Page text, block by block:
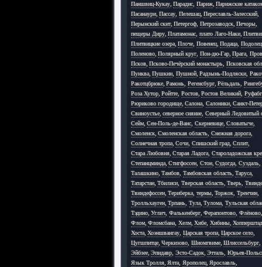
Паншвиц-Кукау, Парадис Париж, Парижские
Пасанаури, Пассау Пелешац, Переславль-Залесский,
Перынский скит, Петергоф, Петрозаводск, Печоры,
пещеры Диру, Платамонас плато Лаго-Наки,
Плитвицкие озера, Плоче, Повенец, Подаца Подолец
Поленово, Полярный круг Пон-дю-Гар, Прага
Псков, Псково-Печёрский монастырь Псковская
Пунква, Пушкин Пушной, Радзынь-Подляски
Ракотцбрюке, Рамонь Регенсбург, Рёльдаль
Роза Хутор, Ройтте, Ростов, Ростов Великий,
Рюриково городище, Салона Салоники, Санкт-
Свиноустье, северное сияние, Северный Ледовитый
Сейм, Сен-Поль-де-Ванс Скерневице, Словатыче,
Смоленск, Смоленская область Снежная дорога,
Солнечная тропа, Сочи Спишский град, Сплит,
Стара Любовня, Старая Ладога Староладожская
Степанцминда, Стигфоссен Стон, Судогда Суздаль,
Талашкино, Тамбов, Тамбовская область, Таруса
Татарстан, Тбилиси Тверская область, Тверь Твинде
Твиндефоссен, Териберка термы, Торжок Тренчин,
Тролльхауген, Трпань Тула, Тулома Тульская
Тэдино, Углич, Фалькенберг, Ферапонтово Флёново,
Флом, Фломсбана Хелм, Хибе, Хибины,
Хоста, Хоэншвангау Царская тропа, Царское село
Цугшпитце, Черкизово Шиомгвиме, Шлиссельбург
Эйбзее, Эпидавр Эсто-Садок, Этталь Юрьев-
Язык Тролля, Ялта Ярополец, Ярославль